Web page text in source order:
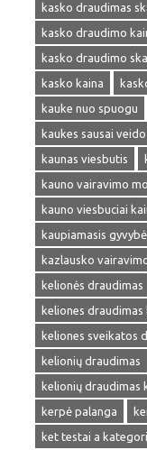
kasko draudimas
kasko draudimo
kasko draudimo
kasko kaina
kauke nuo spuogu
kaukes sausai
kaunas viesbutis
kauno vairavimo
kauno viesbuciai
kaupiamasis
kazlausko
kelionės draudimas
keliones draudimas
keliones sveikatos
kelionių draudimas
kelionių draudimas
kerpė palanga
ket testai a